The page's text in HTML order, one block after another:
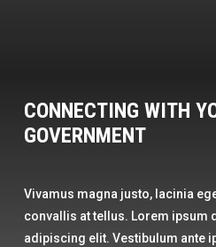
CONNECTING WITH
GOVERNMENT
Vivamus magna justo, lacinia
convallis at tellus. Lorem ipsum
adipiscing elit. Vestibulum ante